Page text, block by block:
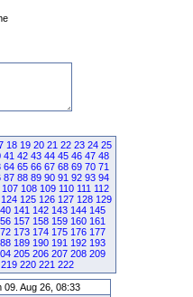
18 19 20 21 22 23 24 25
41 42 43 44 45 46 47 48
64 65 66 67 68 69 70 71
87 88 89 90 91 92 93 94
107 108 109 110 111 112
124 125 126 127 128 129
141 142 143 144 145
157 158 159 160 161
173 174 175 176 177
189 190 191 192 193
205 206 207 208 209
219 220 221 222
09. Aug 26, 08:33